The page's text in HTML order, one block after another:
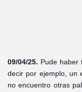
09/04/25. Pude haber
decir por ejemplo, un
no encuentro otras